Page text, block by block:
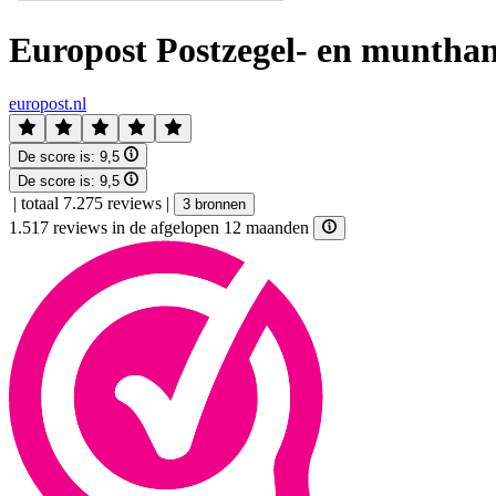
Europost Postzegel- en
europost.nl
De score is: 9,5
De score is: 9,5
| totaal 7.275 reviews | 3 bronnen
1.517 reviews in de afgelopen 12 maanden